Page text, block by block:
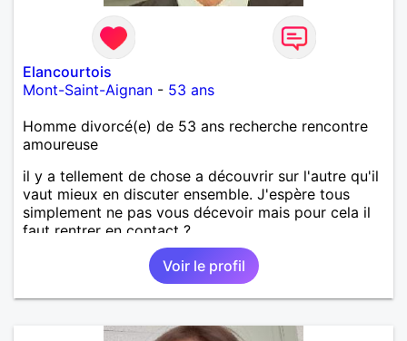
Elancourtois
Mont-Saint-Aignan - 53 ans
Homme divorcé(e) de 53 ans recherche rencontre
amoureuse
il y a tellement de chose a découvrir sur l'autre qu'il
vaut mieux en discuter ensemble. J'espère tous
simplement ne pas vous décevoir mais pour cela il
faut rentrer en contact ?
Voir le profil